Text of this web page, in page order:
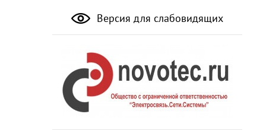
Версия для слабовидящих